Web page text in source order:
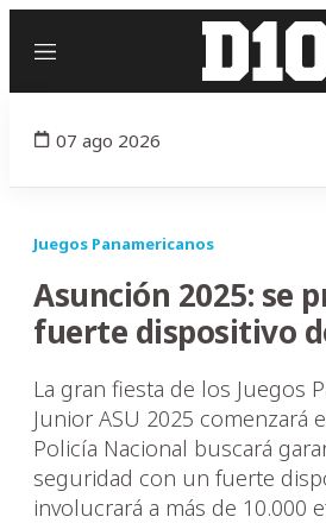
Menú
07 ago 2026
Juegos Panamericanos
Asunción 2025: se
fuerte dispositivo
La gran fiesta de los Juegos
Junior ASU 2025 comenzará
Policía Nacional buscará
seguridad con un fuerte
involucrará a más de 10.000